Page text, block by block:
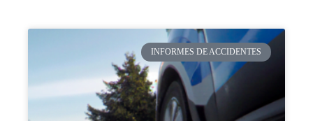
INFORMES DE ACCIDENTES